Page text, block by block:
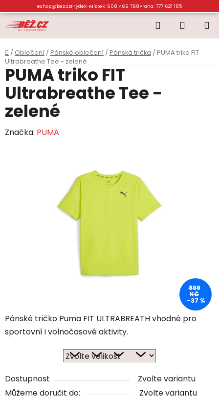
na
obsah
eshop@bez.czFrýdek-Místek: 608 466 798Praha: 777 621 185
Hledat
KOŠÍK
Domů
/ Oblečení / Pánské oblečení / Pánská trička / PUMA triko FIT
Ultrabreathe Tee - zelené
Pánské tričko Puma FIT ULTRABREATH vhodné pro
sportovní i volnočasové aktivity.
Dostupnost
Zvolte variantu
Můžeme doručit do:
Zvolte variantu
PUMA triko FIT
Ultrabreathe Tee -
zelené
Značka: PUMA
899
KČ
–37 %